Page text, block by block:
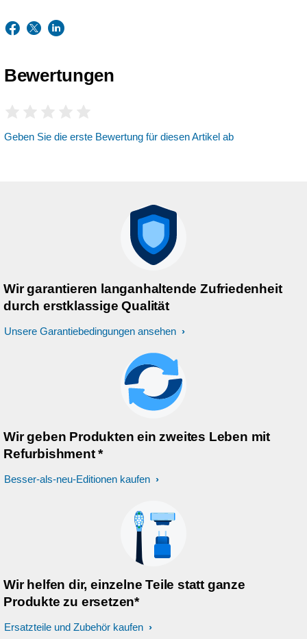
Bewertungen
Geben Sie die erste Bewertung für diesen Artikel ab
Wir garantieren langanhaltende Zufriedenheit
durch erstklassige Qualität
Unsere Garantiebedingungen ansehen
Wir geben Produkten ein zweites Leben mit
Refurbishment *
Besser-als-neu-Editionen kaufen
Wir helfen dir, einzelne Teile statt ganze
Produkte zu ersetzen*
Ersatzteile und Zubehör kaufen